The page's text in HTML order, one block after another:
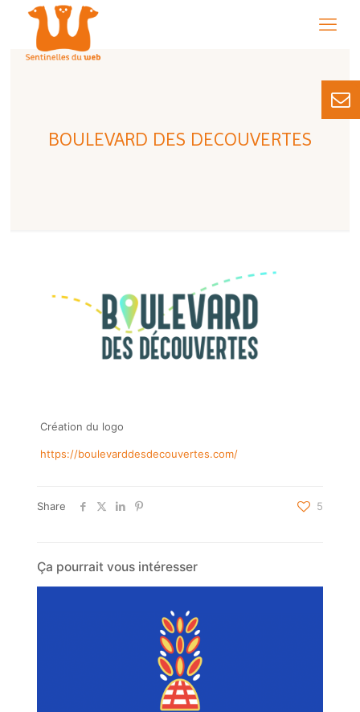
BOULEVARD DES DECOUVERTES
Création du logo
https://boulevarddesdecouvertes.com/
Share 5
Ça pourrait vous intéresser